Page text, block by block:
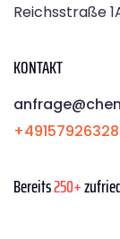
Reichsstraße
KONTAKT
Bereits250+